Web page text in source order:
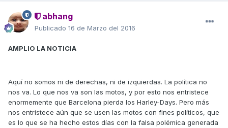
abhang
Publicado 16 de Marzo del 2016
AMPLIO LA NOTICIA
Aquí no somos ni de derechas, ni de izquierdas. La política no
nos va. Lo que nos va son las motos, y por esto nos entristece
enormemente que Barcelona pierda los Harley-Days. Pero más
nos entristece aún que se usen las motos con fines políticos, que
es lo que se ha hecho estos días con la falsa polémica generada